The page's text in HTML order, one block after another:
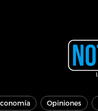
Opiniones